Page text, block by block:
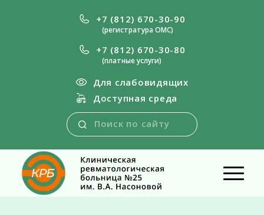
+7 (812) 670-30-90
(регистратура ОМС)
+7 (812) 670-30-80
(платные услуги)
Для слабовидящих
Доступная среда